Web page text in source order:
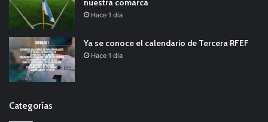
nuestra comarca
Hace 1 día
Ya se conoce el calendario de Tercera RFEF
Hace 1 día
Categorías